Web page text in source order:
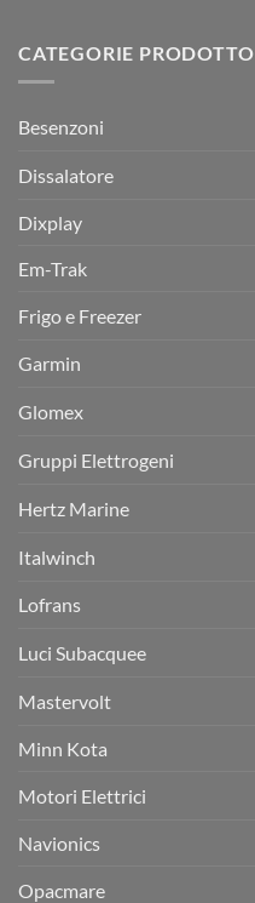
Vetroresina
Marino
Trapani
–
Serse
Assistenza
Sleipner
e
il
di
Manovra
CATEGORIE PRODOTTO
Besenzoni
Dissalatore
Dixplay
Em-Trak
Frigo e Freezer
Garmin
Glomex
Gruppi Elettrogeni
Hertz Marine
Italwinch
Lofrans
Luci Subacquee
Mastervolt
Minn Kota
Motori Elettrici
Navionics
Opacmare